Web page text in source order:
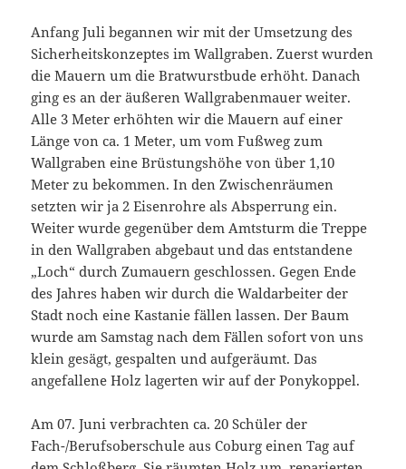
Anfang Juli begannen wir mit der Umsetzung des
Sicherheitskonzeptes im Wallgraben. Zuerst wurden
die Mauern um die Bratwurstbude erhöht. Danach
ging es an der äußeren Wallgrabenmauer weiter.
Alle 3 Meter erhöhten wir die Mauern auf einer
Länge von ca. 1 Meter, um vom Fußweg zum
Wallgraben eine Brüstungshöhe von über 1,10
Meter zu bekommen. In den Zwischenräumen
setzten wir ja 2 Eisenrohre als Absperrung ein.
Weiter wurde gegenüber dem Amtsturm die Treppe
in den Wallgraben abgebaut und das entstandene
„Loch“ durch Zumauern geschlossen. Gegen Ende
des Jahres haben wir durch die Waldarbeiter der
Stadt noch eine Kastanie fällen lassen. Der Baum
wurde am Samstag nach dem Fällen sofort von uns
klein gesägt, gespalten und aufgeräumt. Das
angefallene Holz lagerten wir auf der Ponykoppel.
Am 07. Juni verbrachten ca. 20 Schüler der
Fach-/Berufsoberschule aus Coburg einen Tag auf